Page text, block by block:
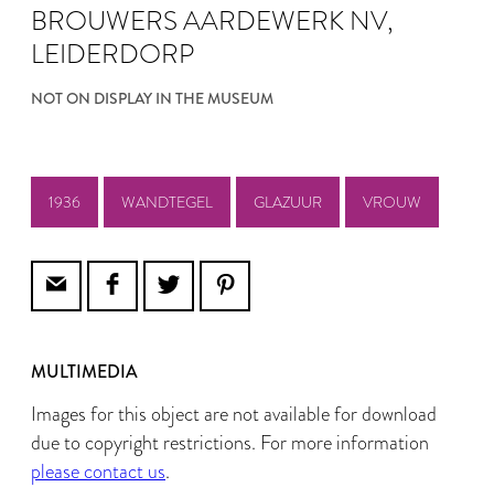
BROUWERS AARDEWERK NV,
LEIDERDORP
NOT ON DISPLAY IN THE MUSEUM
1936 WANDTEGEL GLAZUUR VROUW
MULTIMEDIA
Images for this object are not available for download
due to copyright restrictions. For more information
please contact us.